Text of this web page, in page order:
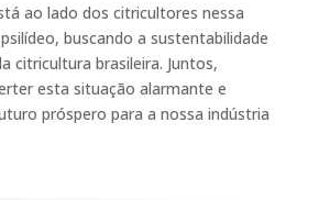
ao lado dos citricultores nessa
buscando a sustentabilidade
citricultura brasileira. Juntos,
esta situação alarmante e
próspero para a nossa indústria